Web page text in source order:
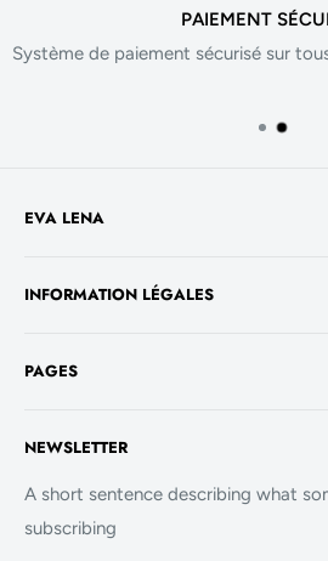
PAIEMENT
Système de paiement sécurisé sur
EVA LENA
1930 Luxembourg
+352 661 949 582
INFORMATION LÉGALES
Mentions légales
Politique de cookies
PAGES
La Boutique
FAQ
Contact
NEWSLETTER
A short sentence describing what
subscribing